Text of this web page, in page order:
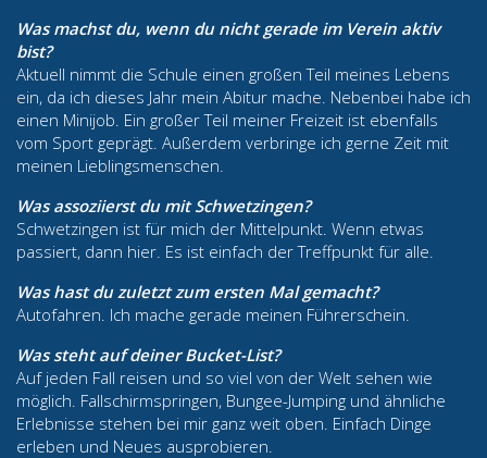
Was machst du, wenn du nicht gerade im Verein aktiv
bist?
Aktuell nimmt die Schule einen großen Teil meines Lebens
ein, da ich dieses Jahr mein Abitur mache. Nebenbei habe ich
einen Minijob. Ein großer Teil meiner Freizeit ist ebenfalls
vom Sport geprägt. Außerdem verbringe ich gerne Zeit mit
meinen Lieblingsmenschen.
Was assoziierst du mit Schwetzingen?
Schwetzingen ist für mich der Mittelpunkt. Wenn etwas
passiert, dann hier. Es ist einfach der Treffpunkt für alle.
Was hast du zuletzt zum ersten Mal gemacht?
Autofahren. Ich mache gerade meinen Führerschein.
Was steht auf deiner Bucket-List?
Auf jeden Fall reisen und so viel von der Welt sehen wie
möglich. Fallschirmspringen, Bungee-Jumping und ähnliche
Erlebnisse stehen bei mir ganz weit oben. Einfach Dinge
erleben und Neues ausprobieren.